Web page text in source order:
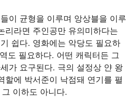
이 균형을 이루며 앙상블을 이루
리라면 주인공만 유의미하다는
쉽다. 영화에는 악당도 필요하
도 필요하다. 어떤 캐릭터든 그
가 요구된다. 극의 설정상 얀 왕
할에 박서준이 낙점돼 연기를 펼
이하도 아니다.